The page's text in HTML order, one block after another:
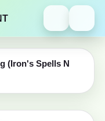
(Iron's Spells N